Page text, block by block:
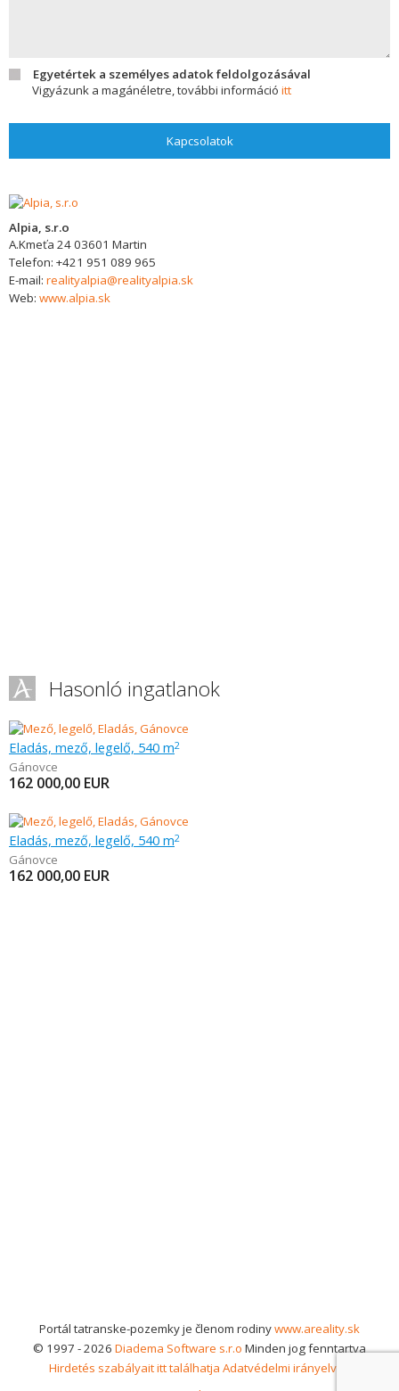
Egyetértek a személyes adatok feldolgozásával
Vigyázunk a magánéletre, további információ itt
Kapcsolatok
Alpia, s.r.o
A.Kmeťa 2403601 Martin
Telefon: +421 951 089 965
E-mail: realityalpia@realityalpia.sk
Web: www.alpia.sk
Hasonló ingatlanok
Eladás, mező, legelő, 540 m2
Gánovce
162 000,00 EUR
Eladás, mező, legelő, 540 m2
Gánovce
162 000,00 EUR
Portál tatranske-pozemky je členom rodinywww.areality.sk
© 1997 - 2026 Diadema Software s.r.o Minden jog fenntartva
Hirdetés szabályait itt találhatja Adatvédelmi irányelvek